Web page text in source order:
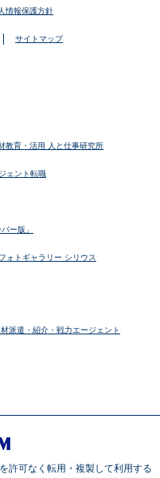
情報保護方針
サイトマップ
教育・活用 人と仕事研究所
ェント転職
ー版」
フォトギャラリー シリウス
材派遣・紹介・戦力エージェント
許可なく転用・複製して利用する